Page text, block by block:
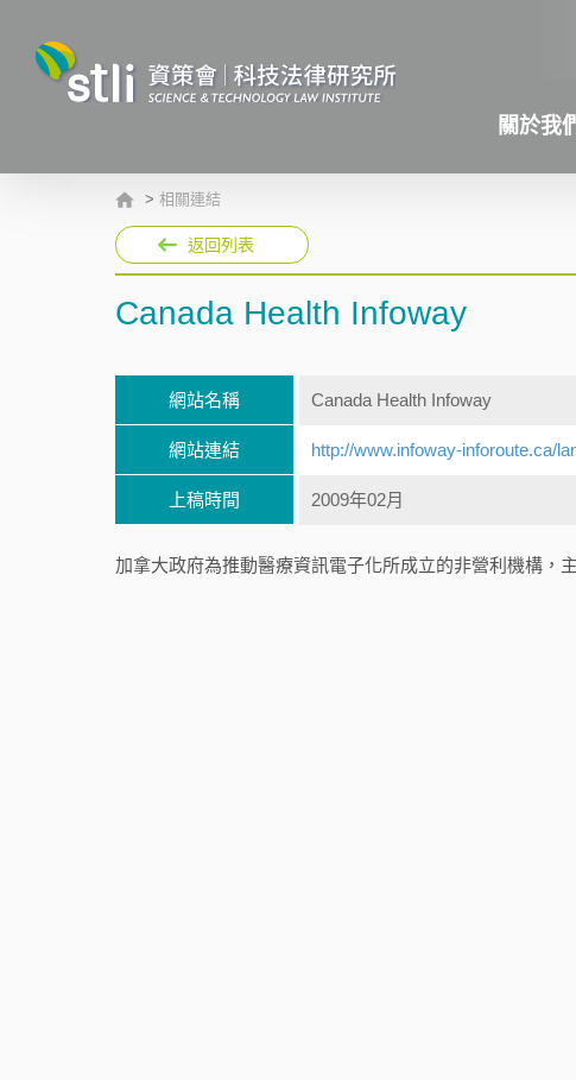
關於我
> 相關連結
返回列表
Canada Health Infoway
網站名稱 Canada Health Infoway
網站連結 http://www.infoway-inforoute.ca/
上稿時間 2009年02月
加拿大政府為推動醫療資訊電子化所成立的非營利機構，